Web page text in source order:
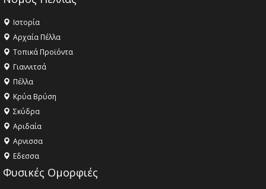
Ιστορία
Αρχαία Πέλλα
Τοπικά Προϊόντα
Γιαννιτσά
Πέλλα
Κρύα Βρύση
Σκύδρα
Αριδαία
Aρνισσα
Eδεσσα
Φυσικές Ομορφιές